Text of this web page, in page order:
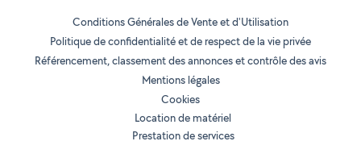
Conditions Générales de Vente et d'Utilisation
Politique de confidentialité et de respect de la vie privée
Référencement, classement des annonces et contrôle des avis
Mentions légales
Cookies
Location de matériel
Prestation de services